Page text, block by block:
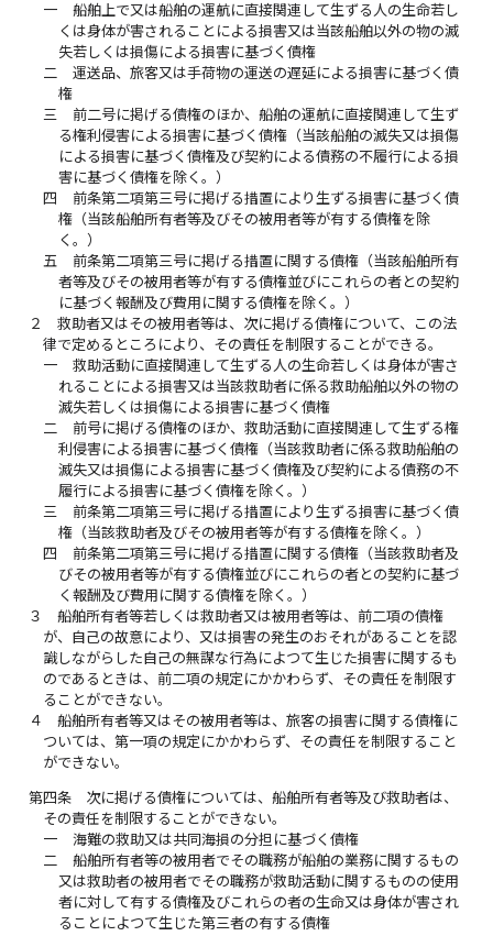
一
船舶上で又は船舶の運航に直接関連して生ずる人の生命若し
くは身体が害されることによる損害又は当該船舶以外の物の滅
失若しくは損傷による損害に基づく債権
二
運送品、旅客又は手荷物の運送の遅延による損害に基づく債
権
三
前二号に掲げる債権のほか、船舶の運航に直接関連して生ず
る権利侵害による損害に基づく債権（当該船舶の滅失又は損傷
による損害に基づく債権及び契約による債務の不履行による損
害に基づく債権を除く。）
四
前条第二項第三号に掲げる措置により生ずる損害に基づく債
権（当該船舶所有者等及びその被用者等が有する債権を除
く。）
五
前条第二項第三号に掲げる措置に関する債権（当該船舶所有
者等及びその被用者等が有する債権並びにこれらの者との契約
に基づく報酬及び費用に関する債権を除く。）
２
救助者又はその被用者等は、次に掲げる債権について、この法
律で定めるところにより、その責任を制限することができる。
一
救助活動に直接関連して生ずる人の生命若しくは身体が害さ
れることによる損害又は当該救助者に係る救助船舶以外の物の
滅失若しくは損傷による損害に基づく債権
二
前号に掲げる債権のほか、救助活動に直接関連して生ずる権
利侵害による損害に基づく債権（当該救助者に係る救助船舶の
滅失又は損傷による損害に基づく債権及び契約による債務の不
履行による損害に基づく債権を除く。）
三
前条第二項第三号に掲げる措置により生ずる損害に基づく債
権（当該救助者及びその被用者等が有する債権を除く。）
四
前条第二項第三号に掲げる措置に関する債権（当該救助者及
びその被用者等が有する債権並びにこれらの者との契約に基づ
く報酬及び費用に関する債権を除く。）
３
船舶所有者等若しくは救助者又は被用者等は、前二項の債権
が、自己の故意により、又は損害の発生のおそれがあることを認
識しながらした自己の無謀な行為によつて生じた損害に関するも
のであるときは、前二項の規定にかかわらず、その責任を制限す
ることができない。
４
船舶所有者等又はその被用者等は、旅客の損害に関する債権に
ついては、第一項の規定にかかわらず、その責任を制限すること
ができない。
第四条
次に掲げる債権については、船舶所有者等及び救助者は、
その責任を制限することができない。
一
海難の救助又は共同海損の分担に基づく債権
二
船舶所有者等の被用者でその職務が船舶の業務に関するもの
又は救助者の被用者でその職務が救助活動に関するものの使用
者に対して有する債権及びこれらの者の生命又は身体が害され
ることによつて生じた第三者の有する債権